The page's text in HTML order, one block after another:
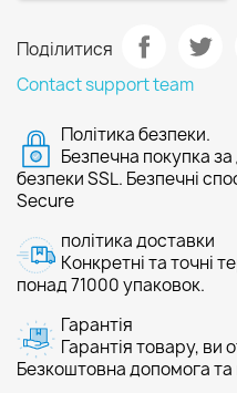
Поділитися
Contact support team
Політика безпеки.
Безпечна покупка
безпеки SSL. Безпечні
Secure
політика доставки
Конкретні та точні
понад 71000 упаковок.
Гарантія
Гарантія товару, ви
Безкоштовна допомога